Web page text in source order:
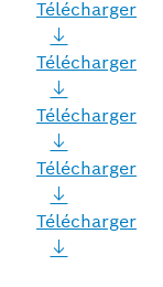
Télécharger
Télécharger
Télécharger
Télécharger
Télécharger